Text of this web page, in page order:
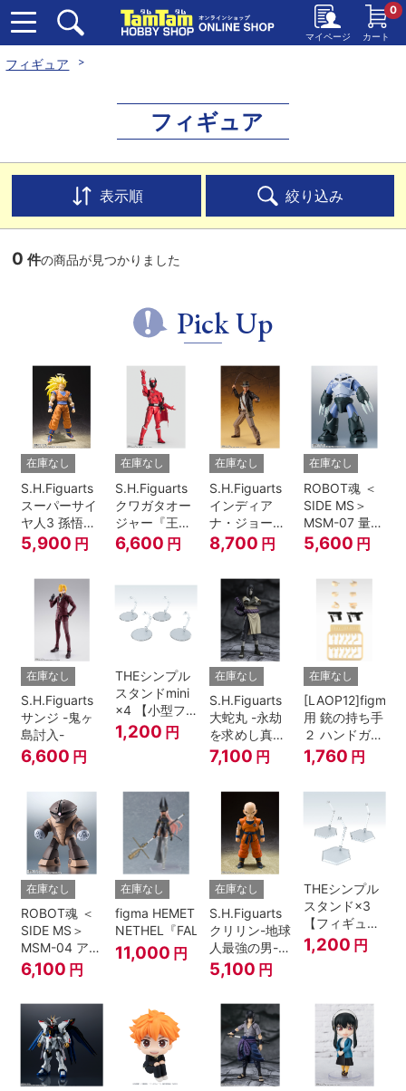
マイページ カート
0
フィギュア
フィギュア
表示順 絞り込み
0 件の商品が見つかりました
Pick Up
在庫なし
S.H.Figuarts
スーパーサイ
ヤ人3 孫悟空
『ドラゴンボ
ールZ』
5,900 円
在庫なし
S.H.Figuarts
クワガタオー
ジャー『王様
戦隊キングオ
ージャー』
6,600 円
在庫なし
S.H.Figuarts
インディア
ナ・ジョーン
ズ（レイダー
ス/失われたア
櫃》）
8,700 円
在庫なし
ROBOT魂 ＜
SIDE MS＞
MSM-07 量産
型ズゴック
ver.
5,600 円
在庫なし
S.H.Figuarts
サンジ -鬼ヶ
島討入-
6,600 円
THEシンプル
スタンドmini
×4 【小型フ
ィギュア＆デ
ィフォルメフ
1,200 円
在庫なし
S.H.Figuarts
大蛇丸 -永劫
を求めし真理
の探究者-
『NARUTO-
7,100 円
在庫なし
[LAOP12]figma
用 銃の持ち手
２ ハンドガン
セット
1,760 円
在庫なし
ROBOT魂 ＜
SIDE MS＞
MSM-04 アッ
ガイ ver.
A.N.I.M.E.
6,100 円
在庫なし
figma HEMET
NETHEL『FALSLANDER』
11,000 円
在庫なし
S.H.Figuarts
クリリン-地球
人最強の男-
『ドラゴンボ
ールＺ』
5,100 円
THEシンプル
スタンド×3
【フィギュア
＆模型用】
〈HEX〉タイ
1,200 円